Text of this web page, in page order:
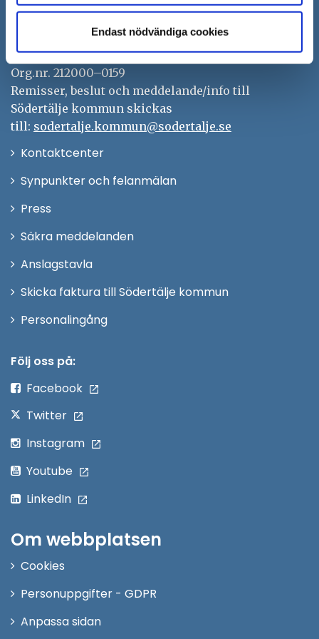
Endast nödvändiga cookies
Tfn: 08–523 010 00
kontaktcenter@sodertalje.se
Org.nr. 212000–0159
Remisser, beslut och meddelande/info till
Södertälje kommun skickas
till: sodertalje.kommun@sodertalje.se
KontaktcenterÖppna
Synpunkter och felanmälan
Press
fönster
Säkra meddelanden
Anslagstavla
Skicka faktura till Södertälje kommun
PersonalingångÖppna
Följ oss på:
Facebook
Twitter
Instagram
Youtube
LinkedIn
Om webbplatsen
Cookies
Personuppgifter - GDPR
Anpassa sidan